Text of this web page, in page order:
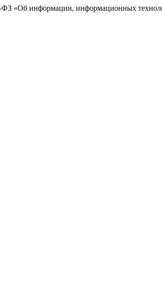
«Об информации, информационных